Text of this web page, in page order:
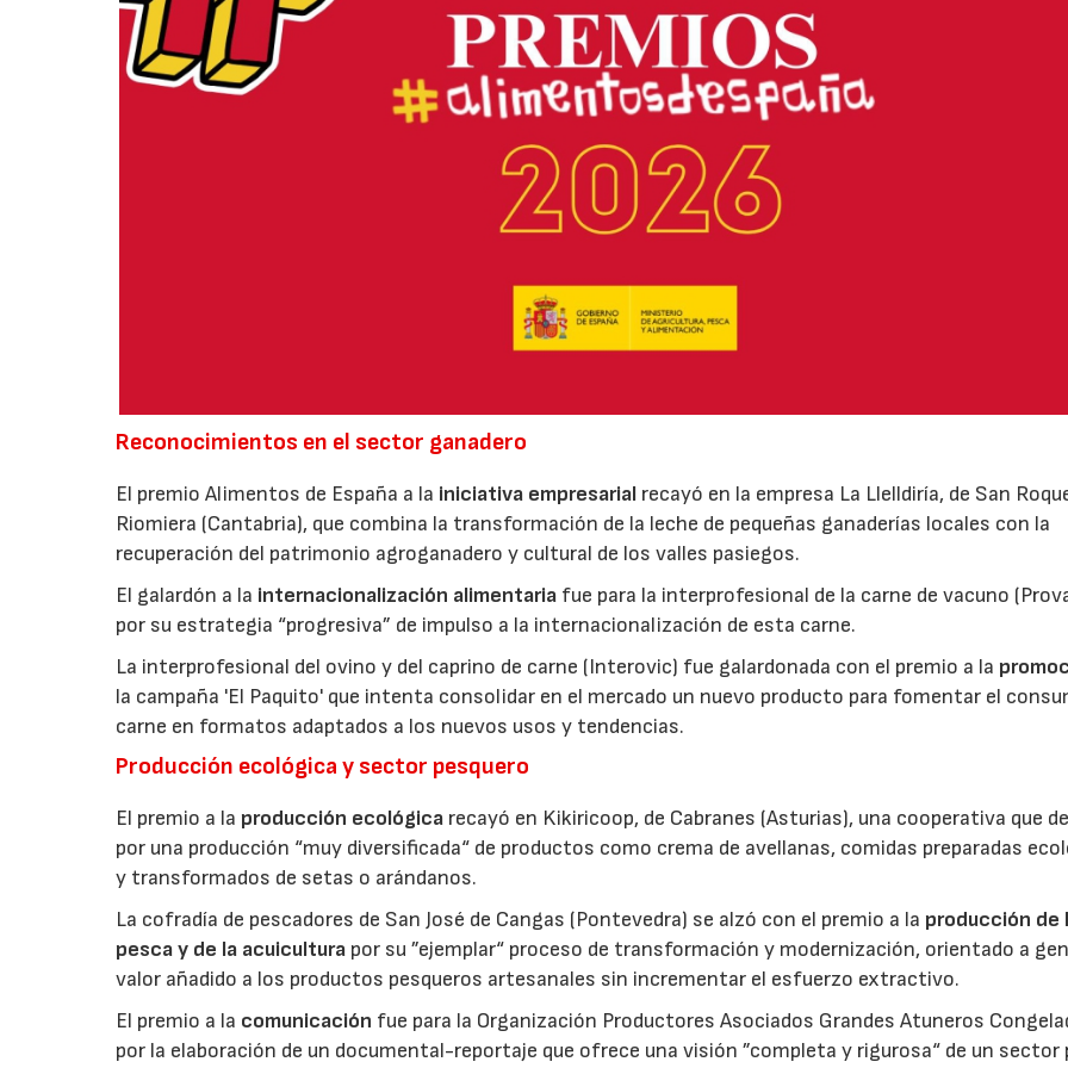
Reconocimientos en el sector ganadero
El premio Alimentos de España a la iniciativa empresarial recayó en la empresa La Llelldiría, de San
Riomiera (Cantabria), que combina la transformación de la leche de pequeñas ganaderías locales con la
recuperación del patrimonio agroganadero y cultural de los valles pasiegos.
El galardón a la internacionalización alimentaria fue para la interprofesional de la carne de vacuno
por su estrategia “progresiva” de impulso a la internacionalización de esta carne.
La interprofesional del ovino y del caprino de carne (Interovic) fue galardonada con el premio a la
la campaña 'El Paquito' que intenta consolidar en el mercado un nuevo producto para fomentar el
carne en formatos adaptados a los nuevos usos y tendencias.
Producción ecológica y sector pesquero
El premio a la producción ecológica recayó en Kikiricoop, de Cabranes (Asturias), una cooperativa que
por una producción “muy diversificada“ de productos como crema de avellanas, comidas preparadas
y transformados de setas o arándanos.
La cofradía de pescadores de San José de Cangas (Pontevedra) se alzó con el premio a la producción de
pesca y de la acuicultura por su ”ejemplar“ proceso de transformación y modernización, orientado a
valor añadido a los productos pesqueros artesanales sin incrementar el esfuerzo extractivo.
El premio a la comunicación fue para la Organización Productores Asociados Grandes Atuneros
por la elaboración de un documental-reportaje que ofrece una visión ”completa y rigurosa“ de un sector